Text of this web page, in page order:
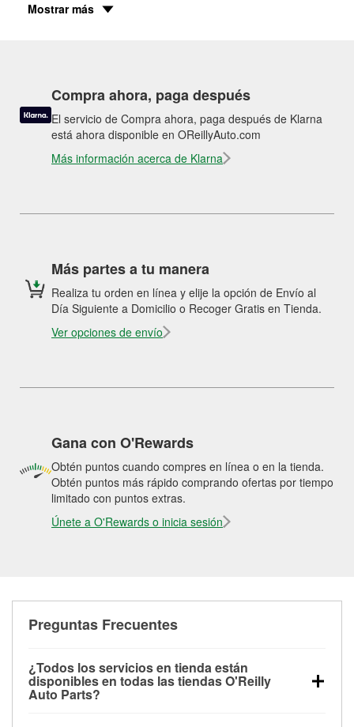
Mostrar más
Compra ahora, paga después
El servicio de Compra ahora, paga después de Klarna
está ahora disponible en OReillyAuto.com
Más información acerca de Klarna
Más partes a tu manera
Realiza tu orden en línea y elije la opción de Envío al
Día Siguiente a Domicilio o Recoger Gratis en Tienda.
Ver opciones de envío
Gana con O'Rewards
Obtén puntos cuando compres en línea o en la tienda.
Obtén puntos más rápido comprando ofertas por tiempo
limitado con puntos extras.
Únete a O'Rewards o inicia sesión
Preguntas Frecuentes
¿Todos los servicios en tienda están
disponibles en todas las tiendas O'Reilly
Auto Parts?